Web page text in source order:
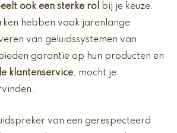
ook een sterke rol bij je keuze.
hebben vaak jarenlange
van geluidssystemen van
garantie op hun producten en
klantenservice, mocht je
van een gerespecteerd